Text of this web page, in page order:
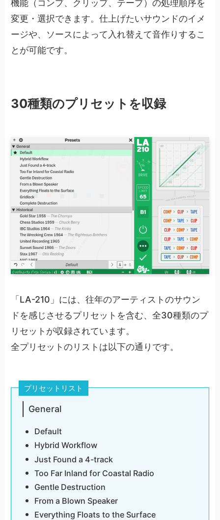
機能（コンプ、クリップ、テープ）の処理順序を
変更・選択できます。仕上げたいサウンドのイメ
ージや、ソースによって入れ替えて音作りするこ
とが可能です。
30種類のプリセットを収録
「LA-210」には、往年のアーティストのサウン
ドを感じさせるプリセットを含む、全30種類のプ
リセットが収録されています。
全プリセットのリストは以下の通りです。
プリセットリスト
General
Default
Hybrid Workflow
Just Found a 4-track
Too Far Inland for Coastal Radio
Gentle Destruction
From a Blown Speaker
Everything Floats to the Surface